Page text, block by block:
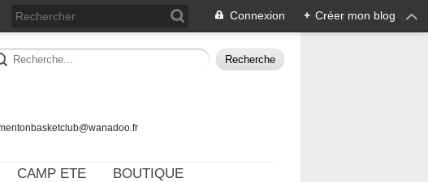
Connexion + Créer mon blog
CAMP ETE
BOUTIQUE